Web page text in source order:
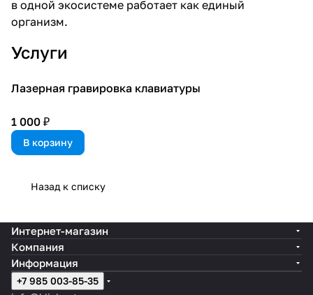
в одной экосистеме работает как единый
организм.
Услуги
Лазерная гравировка клавиатуры
1 000 ₽
В корзину
Назад к списку
Интернет-магазин
Компания
Информация
+7 985 003-85-35